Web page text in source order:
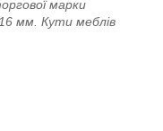
марки
мм. Кути меблів